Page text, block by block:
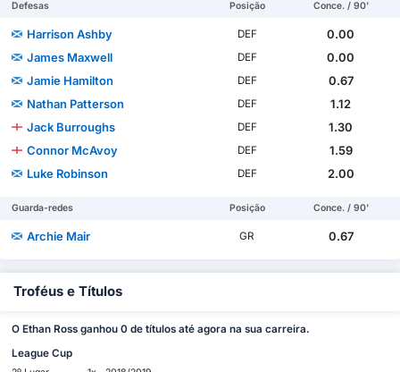
Defesas Posição Conce. / 90'
Harrison Ashby DEF
0.00
James Maxwell
DEF
0.00
Jamie Hamilton
DEF
0.67
Nathan Patterson
DEF
1.12
Jack Burroughs
DEF
1.30
Connor McAvoy
DEF
1.59
Luke Robinson
DEF 2.00
Guarda-redes Posição Conce. / 90'
Archie Mair GR 0.67
Troféus e Títulos
O Ethan Ross ganhou 0 de títulos até agora na sua carreira.
League Cup